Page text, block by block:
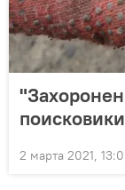
2 марта 2021,